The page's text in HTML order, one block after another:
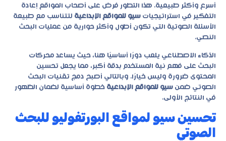
أسرع وأكثر طبيعية. هذا التطور فرض على أصحاب المواقع إعادة
التفكير في استراتيجيات سيو للمواقع الإبداعية لتتناسب مع طبيعة
الأسئلة الصوتية التي تكون أطول وأكثر حوارية من عمليات البحث
النصي.
الذكاء الاصطناعي يلعب دورًا أساسيًا هنا، حيث يساعد محركات
البحث على فهم نية المستخدم بدقة أكبر، مما يجعل تحسين
المحتوى ضرورة وليس خيارًا. وبالتالي أصبح دمج تقنيات البحث
الصوتي ضمن سيو للمواقع الإبداعية خطوة أساسية لضمان الظهور
في النتائج الأولى.
تحسين سيو لمواقع البورتفوليو للبحث
الصوتي